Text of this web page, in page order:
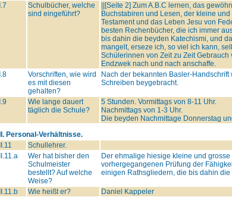
Schulbücher, welche
sind eingeführt?
||[Seite 2] Zum A.B.C lernen, das
Buchstabiren und Lesen, der kleine
Testament und das Leben Jesu von
besten Rechenbücher, die ich immer
bis dahin die beyden Katechismi, und
mangelt, erseze ich, so viel ich kann,
Schülerinnen von Zeit zu Zeit
Endzwek nach und nach anschaffe.
Vorschriften, wie wird
es mit diesen
gehalten?
Nach der bekannten Basler-
Schreiben beygebracht.
Wie lange dauert
täglich die Schule?
5 Stunden. Vormittags von 8-11 Uhr.
Nachmittags von 1-3 Uhr.
Die beyden Nachmittage Donnerstag
Personal-Verhältnisse.
Schullehrer.
Wer hat bisher den
Schulmeister
bestellt? Auf welche
Weise?
Der ehmalige hiesige kleine und
vorhergegangenen Prüfung der
einigen Rathsgliedern, die bis dahin die
Wie heißt er?
Daniel Kappeler